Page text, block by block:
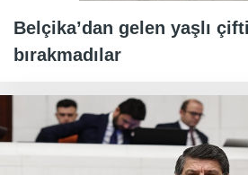
Belçika’dan gelen yaşlı
bırakmadılar